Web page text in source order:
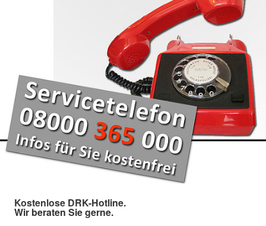
Kostenlose DRK-Hotline.
Wir beraten Sie gerne.